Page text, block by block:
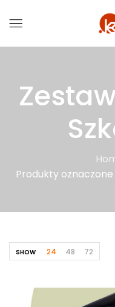
Produkty
SHOW 24 48 72